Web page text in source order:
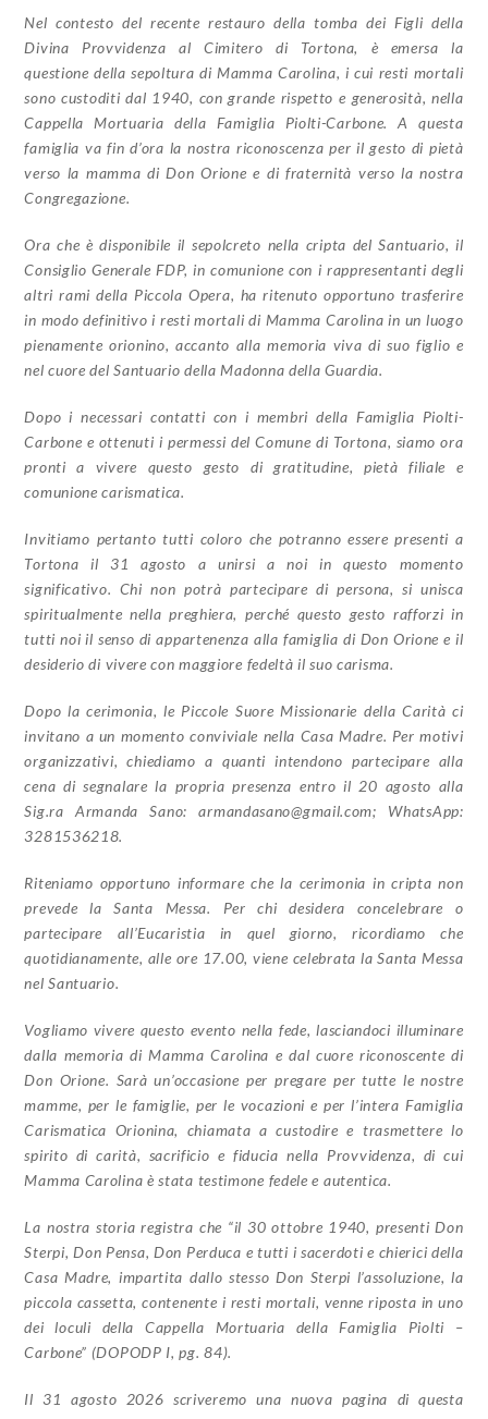
Nel contesto del recente restauro della tomba dei Figli della
Divina Provvidenza al Cimitero di Tortona, è emersa la
questione della sepoltura di Mamma Carolina, i cui resti mortali
sono custoditi dal 1940, con grande rispetto e generosità, nella
Cappella Mortuaria della Famiglia Piolti-Carbone. A questa
famiglia va fin d’ora la nostra riconoscenza per il gesto di pietà
verso la mamma di Don Orione e di fraternità verso la nostra
Congregazione.
Ora che è disponibile il sepolcreto nella cripta del Santuario, il
Consiglio Generale FDP, in comunione con i rappresentanti degli
altri rami della Piccola Opera, ha ritenuto opportuno trasferire
in modo definitivo i resti mortali di Mamma Carolina in un luogo
pienamenteorionino, accanto alla memoria viva di suo figlio e
nel cuore del Santuario della Madonna dellaGuardia.
Dopo i necessari contatti con i membri della Famiglia Piolti-
Carbone e ottenuti i permessi del Comune di Tortona, siamo ora
pronti a vivere questo gesto di gratitudine, pietàfiliale e
comunione carismatica.
Invitiamo pertanto tutti coloro che potranno essere presenti a
Tortona il 31 agosto aunirsi a noi in questo momento
significativo. Chi non potrà partecipare di persona, si unisca
spiritualmente nella preghiera, perché questo gesto rafforzi in
tutti noi il senso di appartenenzaalla famiglia di Don Orione e il
desiderio di vivere con maggiore fedeltà il suo carisma.
Dopo la cerimonia, le Piccole Suore Missionarie della Carità ci
invitano a un momentoconviviale nella Casa Madre. Per motivi
organizzativi, chiediamo a quanti intendono partecipare alla
cena di segnalare la propria presenza entro il 20 agosto alla
Sig.ra ArmandaSano:armandasano@gmail.com; WhatsApp:
3281536218.
Riteniamo opportuno informare che la cerimonia in cripta non
prevede la Santa Messa. Per chi desidera concelebrare o
partecipare all’Eucaristia in quel giorno, ricordiamo che
quotidianamente, alle ore 17.00, viene celebrata la Santa Messa
nel Santuario.
Vogliamo vivere questo evento nella fede, lasciandoci illuminare
dalla memoria di Mamma Carolina e dal cuore riconoscente di
Don Orione. Sarà un’occasione per pregare pertutte le nostre
mamme, per le famiglie, per le vocazioni e per l’intera Famiglia
Carismatica Orionina, chiamata a custodire e trasmettere lo
spirito di carità, sacrificio e fiducia nella Provvidenza, di cui
Mamma Carolina è stata testimone fedele e autentica.
La nostra storia registra che “il 30 ottobre 1940, presenti Don
Sterpi, Don Pensa, Don Perduca e tutti i sacerdoti e chierici della
Casa Madre, impartita dallo stesso Don Sterpi l’assoluzione, la
piccola cassetta, contenente i resti mortali, venne riposta in uno
dei loculi della Cappella Mortuaria della Famiglia Piolti –
Carbone” (DOPODP I, pg. 84).
Il 31 agosto 2026 scriveremo una nuova pagina di questa